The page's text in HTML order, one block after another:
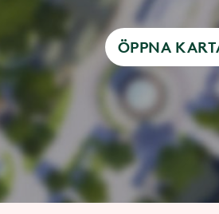
ÖPPNA